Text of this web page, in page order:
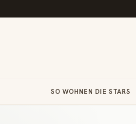
SO WOHNEN DIE STARS